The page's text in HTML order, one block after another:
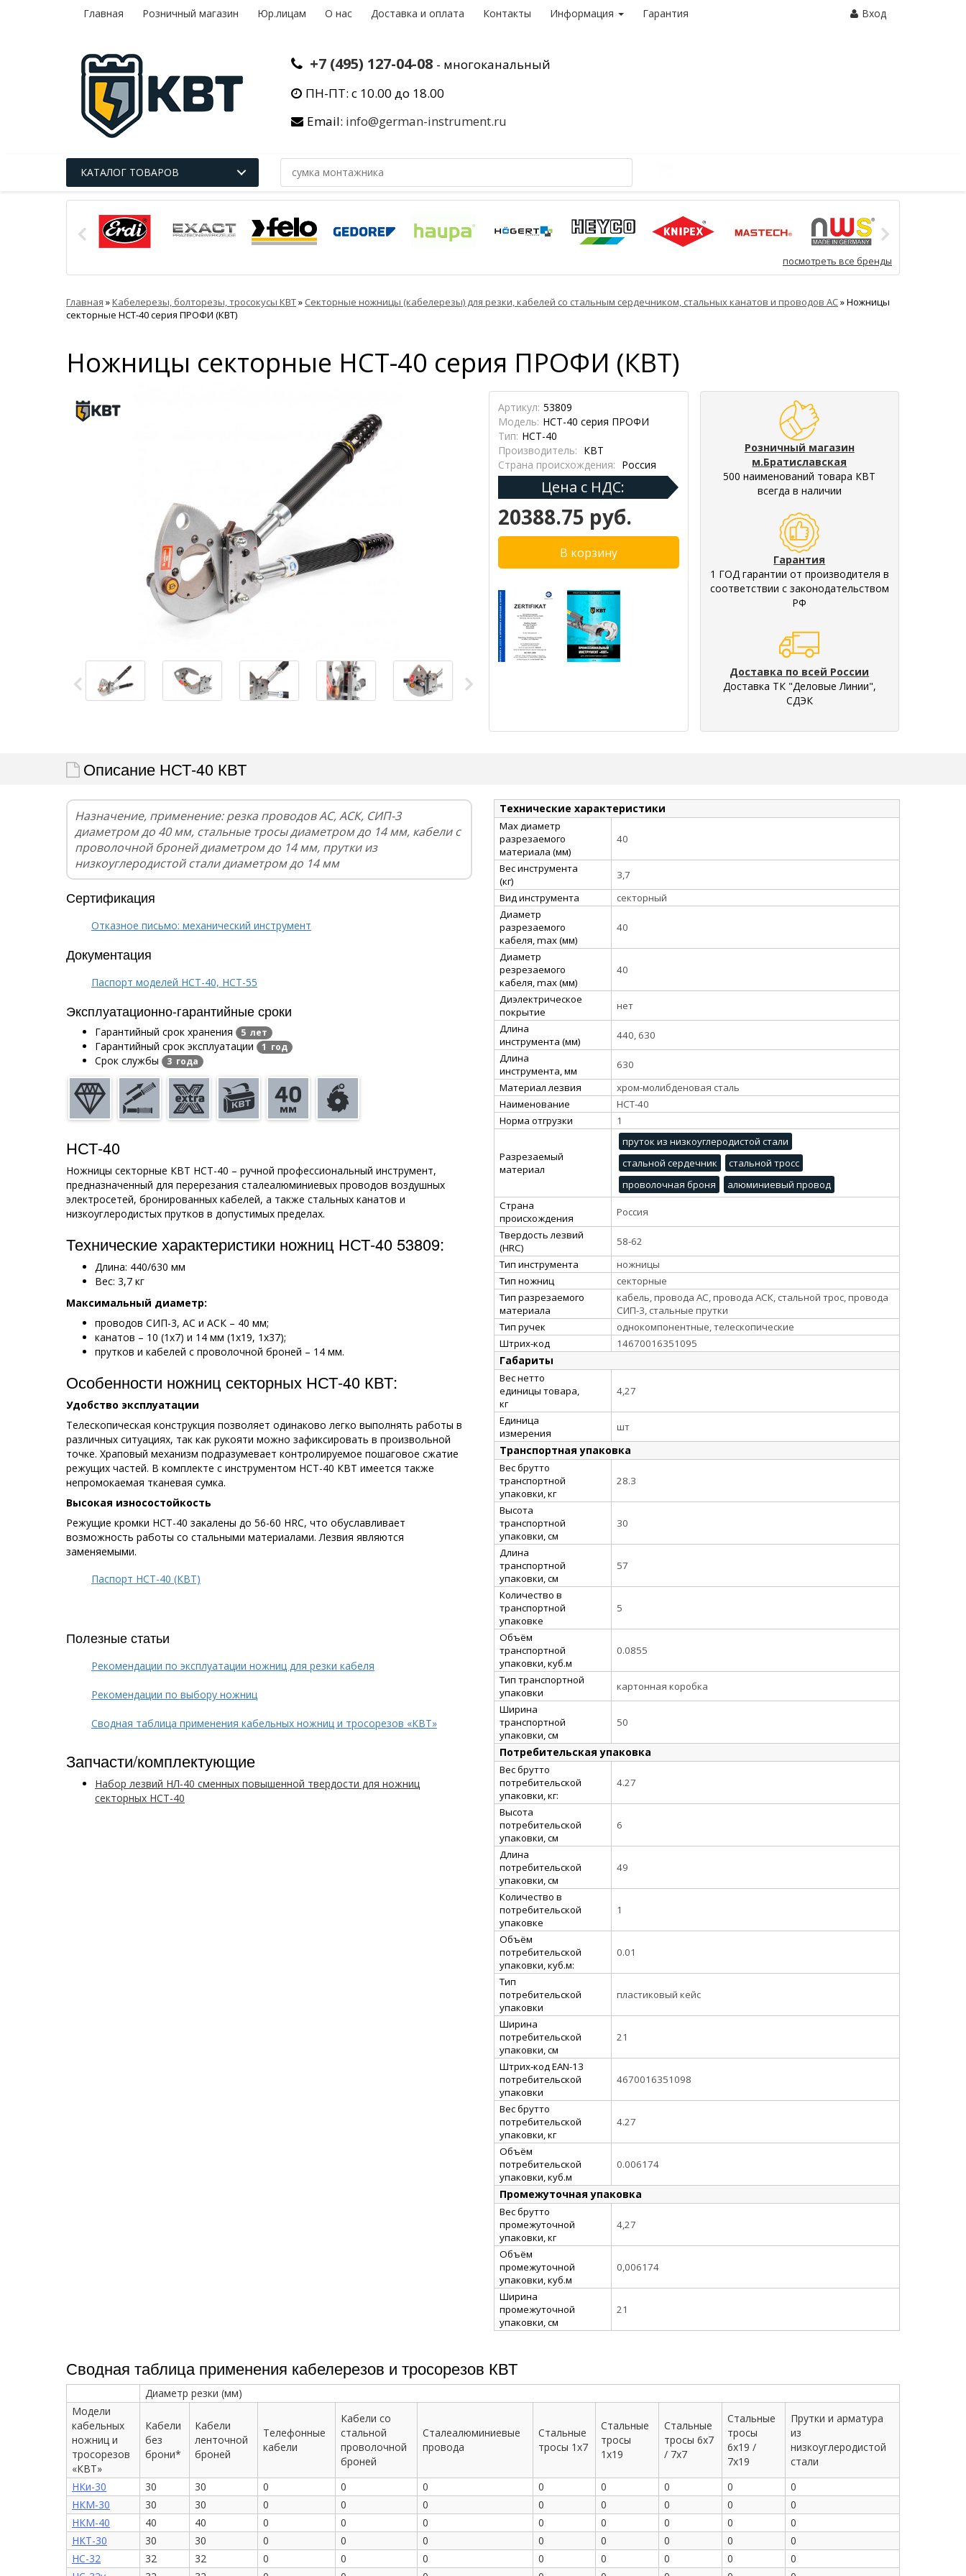
Главная Розничный магазин Юр.лицам О нас Доставка и оплата Контакты Информация Гарантия Вход
+7 (495) 127-04-08 - многоканальный
ПН-ПТ: с 10.00 до 18.00
Email: info@german-instrument.ru
КАТАЛОГ ТОВАРОВ
посмотреть все бренды
Главная »Кабелерезы, болторезы, тросокусы КВТ» Секторные ножницы (кабелерезы) для резки, кабелей со стальным сердечником, стальных канатов и проводов АС»Ножницы
секторные НСТ-40 серия ПРОФИ (КВТ)
Ножницы секторные НСТ-40 серия ПРОФИ (КВТ)
Артикул: 53809
Модель: НСТ-40 серия ПРОФИ
Тип: НСТ-40
Производитель: КВТ
Страна происхождения: Россия
Цена с НДС:
20388.75 руб.
Розничный магазин
м.Братиславская
500 наименований товара КВТ
всегда в наличии
Гарантия
1 ГОД гарантии от производителя в
соответствии с законодательством
РФ
Доставка по всей России
Доставка ТК "Деловые Линии",
СДЭК
Описание НСТ-40 КВТ
Назначение, применение: резка проводов АС, АСК, СИП-3
диаметром до 40 мм, стальные тросы диаметром до 14 мм, кабели с
проволочной броней диаметром до 14 мм, прутки из
низкоуглеродистой стали диаметром до 14 мм
Сертификация
Отказное письмо: механический инструмент
Документация
Паспорт моделей НСТ-40, НСТ-55
Эксплуатационно-гарантийные сроки
Гарантийный срок хранения 5 лет
Гарантийный срок эксплуатации 1 год
Срок службы 3 года
НСТ-40
Ножницы секторные КВТ НСТ-40 – ручной профессиональный инструмент,
предназначенный для перерезания сталеалюминиевых проводов воздушных
электросетей, бронированных кабелей, а также стальных канатов и
низкоуглеродистых прутков в допустимых пределах.
Технические характеристики ножниц НСТ-40 53809:
Длина: 440/630 мм
Вес: 3,7 кг
Максимальный диаметр:
проводов СИП-3, АС и АСК – 40 мм;
канатов – 10 (1х7) и 14 мм (1х19, 1х37);
прутков и кабелей с проволочной броней – 14 мм.
Особенности ножниц секторных НСТ-40 КВТ:
Удобство эксплуатации
Телескопическая конструкция позволяет одинаково легко выполнять работы в
различных ситуациях, так как рукояти можно зафиксировать в произвольной
точке. Храповый механизм подразумевает контролируемое пошаговое сжатие
режущих частей. В комплекте с инструментом НСТ-40 КВТ имеется также
непромокаемая тканевая сумка.
Высокая износостойкость
Режущие кромки НСТ-40 закалены до 56-60 HRC, что обуславливает
возможность работы со стальными материалами. Лезвия являются
заменяемыми.
Паспорт НСТ-40 (КВТ)
Полезные статьи
Рекомендации по эксплуатации ножниц для резки кабеля
Рекомендации по выбору ножниц
Сводная таблица применения кабельных ножниц и тросорезов «КВТ»
Запчасти/комплектующие
Набор лезвий НЛ-40 сменных повышенной твердости для ножниц
секторных НСТ-40
Технические характеристики
Max диаметр
разрезаемого
материала (мм)
40
Вес инструмента
(кг)
3,7
Вид инструмента
секторный
Диаметр
разрезаемого
кабеля, max (мм)
40
Диаметр
резрезаемого
кабеля, max (мм)
40
Диэлектрическое
покрытие
нет
Длина
инструмента (мм)
440, 630
Длина
инструмента, мм
630
Материал лезвия
хром-молибденовая сталь
Наименование
НСТ-40
Норма отгрузки
1
Разрезаемый
материал
пруток из низкоуглеродистой стали
стальной сердечник
стальной тросс
проволочная броня
алюминиевый провод
Страна
происхождения
Россия
Твердость лезвий
(HRC)
58-62
Тип инструмента
ножницы
Тип ножниц
секторные
Тип разрезаемого
материала
кабель, провода АС, провода АСК, стальной трос, провода
СИП-3, стальные прутки
Тип ручек
однокомпонентные, телескопические
Штрих-код
14670016351095
Габариты
Вес нетто
единицы товара,
кг
4,27
Единица
измерения
шт
Транспортная упаковка
Вес брутто
транспортной
упаковки, кг
28.3
Высота
транспортной
упаковки, см
30
Длина
транспортной
упаковки, см
57
Количество в
транспортной
упаковке
5
Объём
транспортной
упаковки, куб.м
0.0855
Тип транспортной
упаковки
картонная коробка
Ширина
транспортной
упаковки, см
50
Потребительская упаковка
Вес брутто
потребительской
упаковки, кг:
4.27
Высота
потребительской
упаковки, см
6
Длина
потребительской
упаковки, см
49
Количество в
потребительской
упаковке
1
Объём
потребительской
упаковки, куб.м:
0.01
Тип
потребительской
упаковки
пластиковый кейс
Ширина
потребительской
упаковки, см
21
Штрих-код EAN-13
потребительской
упаковки
4670016351098
Вес брутто
потребительской
упаковки, кг
4.27
Объём
потребительской
упаковки, куб.м
0.006174
Промежуточная упаковка
Вес брутто
промежуточной
упаковки, кг
4,27
Объём
промежуточной
упаковки, куб.м
0,006174
Ширина
промежуточной
упаковки, см
21
Сводная таблица применения кабелерезов и тросорезов КВТ
Диаметр резки (мм)
Модели
кабельных
ножниц и
тросорезов
«КВТ»
Кабели
без
брони*
Кабели
ленточной
броней
Телефонные
кабели
Кабели со
стальной
проволочной
броней
Сталеалюминиевые
провода
Стальные
тросы 1х7
Стальные
тросы
1х19
Стальные
тросы 6x7
/ 7x7
Стальные
тросы
6x19 /
7x19
Прутки и арматура
из
низкоуглеродистой
стали
НКи-30
30 30 0 0 0 0 0 0 0
0
НКМ-30
30 30 0 0 0 0 0 0 0
0
НКМ-40
40 40 0 0 0 0 0 0 0
0
НКТ-30
30 30 0 0 0 0 0 0 0
0
НС-32
32 32 0 0 0 0 0 0 0
0